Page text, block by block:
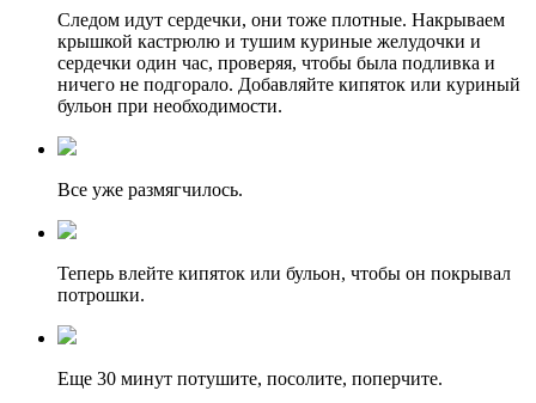
Следом идут сердечки, они тоже плотные. Накрываем
крышкой кастрюлю и тушим куриные желудочки и
сердечки один час, проверяя, чтобы была подливка и
ничего не подгорало. Добавляйте кипяток или куриный
бульон при необходимости.
Все уже размягчилось.
Теперь влейте кипяток или бульон, чтобы он покрывал
потрошки.
Еще 30 минут потушите, посолите, поперчите.